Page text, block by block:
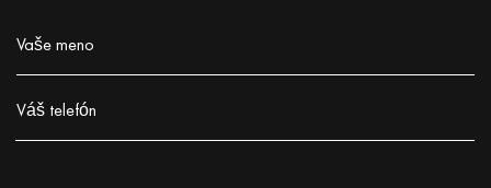
Vaše meno
Váš telefón